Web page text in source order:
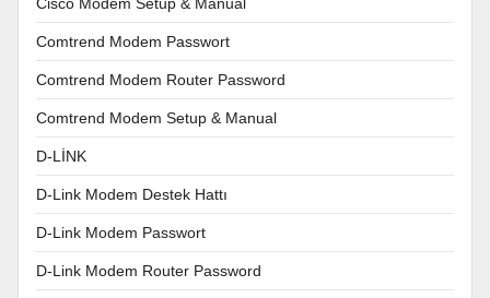
Comtrend Modem Passwort
Comtrend Modem Router Password
Comtrend Modem Setup & Manual
D-LİNK
D-Link Modem Destek Hattı
D-Link Modem Passwort
D-Link Modem Router Password